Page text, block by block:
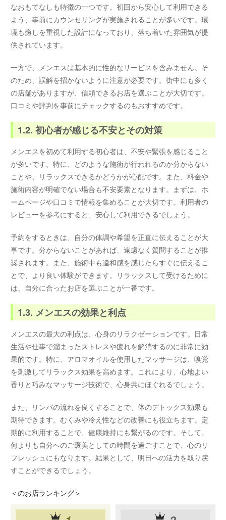
なおもてなしも特徴の一つです。初回から安心して利用できる
よう、事前にカウンセリングが実施されることが多いです。環
境も癒しを重視した設計になっており、落ち着いた雰囲気が提
供されています。
一方で、メンエスは基本的に性的なサービスを含みません。そ
のため、誤解を招かないように注意が必要です。街中にも多く
の店舗がありますが、信頼できるお店を選ぶことが大切です。
口コミや評判を事前にチェックするのもおすすめです。
1.2. 初心者が感じる不安とその対策
メンエスを初めて利用する初心者は、不安や緊張を感じること
が多いです。特に、どのような施術が行われるのか分からない
ことや、リラックスできるかどうかが心配です。また、料金や
施術内容が明確でない場合も不安要素となります。まずは、ホ
ームページや口コミで情報を集めることが大切です。利用者の
レビューを参考にすると、安心して利用できるでしょう。
予約をするときは、自分の体調や希望を正直に伝えることが大
事です。分からないことがあれば、遠慮なく質問することが推
奨されます。また、施術中も違和感を感じたらすぐに伝えるこ
とで、より良い体験ができます。リラックスして受けるために
は、自分に合ったお店を選ぶことが一番です。
1.3. メンエスの効果と利点
メンエスの最大の利点は、心身のリラクゼーションです。日常
生活や仕事で溜まったストレスや疲れを解消するのに非常に効
果的です。特に、アロマオイルを使用したマッサージは、嗅覚
を刺激してリラックス効果を高めます。これにより、心地よい
香りと巧みなマッサージ技術で、心身共にほぐれるでしょう。
また、リンパの流れを良くすることで、体のデトックス効果も
期待できます。むくみや冷え性などの改善にも役立ちます。定
期的に利用することで、健康維持にも繋がるのです。そして、
何よりも自分へのご褒美としての時間を過ごすことで、心のリ
フレッシュにもなります。結果として、明日への活力を取り戻
すことができるでしょう。
＜のお店ランキング＞